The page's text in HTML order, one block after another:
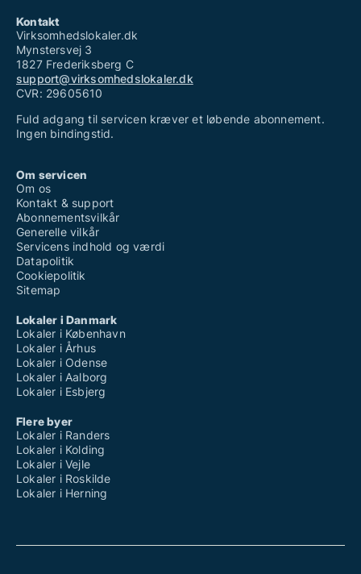
Kontakt
Virksomhedslokaler.dk
Mynstersvej 3
1827 Frederiksberg C
support@virksomhedslokaler.dk
CVR: 29605610
Fuld adgang til servicen kræver et løbende abonnement.
Ingen bindingstid.
Om servicen
Om os
Kontakt & support
Abonnementsvilkår
Generelle vilkår
Servicens indhold og værdi
Datapolitik
Cookiepolitik
Sitemap
Lokaler i Danmark
Lokaler i København
Lokaler i Århus
Lokaler i Odense
Lokaler i Aalborg
Lokaler i Esbjerg
Flere byer
Lokaler i Randers
Lokaler i Kolding
Lokaler i Vejle
Lokaler i Roskilde
Lokaler i Herning